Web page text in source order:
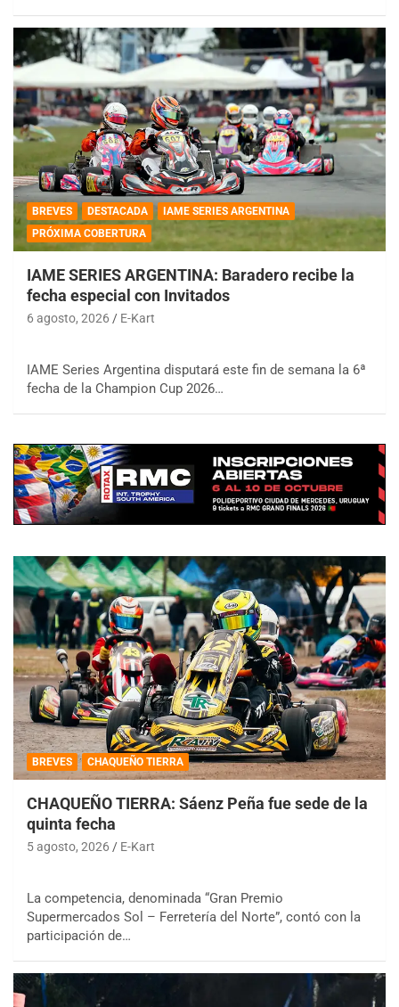
BREVES DESTACADA
IAME SERIES ARGENTINA
PRÓXIMA COBERTURA
IAME SERIES ARGENTINA: Baradero recibe la
fecha especial con Invitados
6 agosto, 2026 E-Kart
IAME Series Argentina disputará este fin de semana la 6ª
fecha de la Champion Cup 2026…
BREVES CHAQUEÑO TIERRA
CHAQUEÑO TIERRA: Sáenz Peña fue sede de la
quinta fecha
5 agosto, 2026 E-Kart
La competencia, denominada “Gran Premio
Supermercados Sol – Ferretería del Norte”, contó con la
participación de…